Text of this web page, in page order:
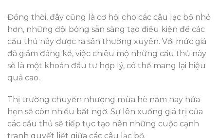
Đồng thời, đây cũng là cơ hội cho các câu lạc bộ nhỏ
hơn, những đội bóng sẵn sàng tạo điều kiện để các
cầu thủ này được ra sân thường xuyên. Với mức giá
đã giảm đáng kể, việc chiêu mộ những cầu thủ này
sẽ là một khoản đầu tư hợp lý, có thể mang lại hiệu
quả cao.
Thị trường chuyển nhượng mùa hè năm nay hứa
hẹn sẽ còn nhiều bất ngờ. Sự lên xuống giá trị của
các cầu thủ sẽ tiếp tục tạo nên những cuộc cạnh
tranh quyết liệt giữa các câu lạc bộ.